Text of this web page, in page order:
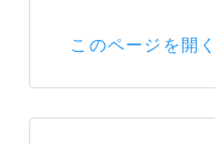
このページを開く